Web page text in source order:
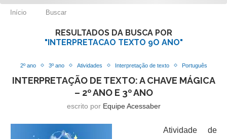
Início Buscar
RESULTADOS DA BUSCA POR
"INTERPRETACAO TEXTO 9O ANO"
2º ano 3º ano Atividades Interpretação de texto Português
INTERPRETAÇÃO DE TEXTO: A CHAVE MÁGICA
– 2º ANO E 3º ANO
escrito por Equipe Acessaber
Atividade de